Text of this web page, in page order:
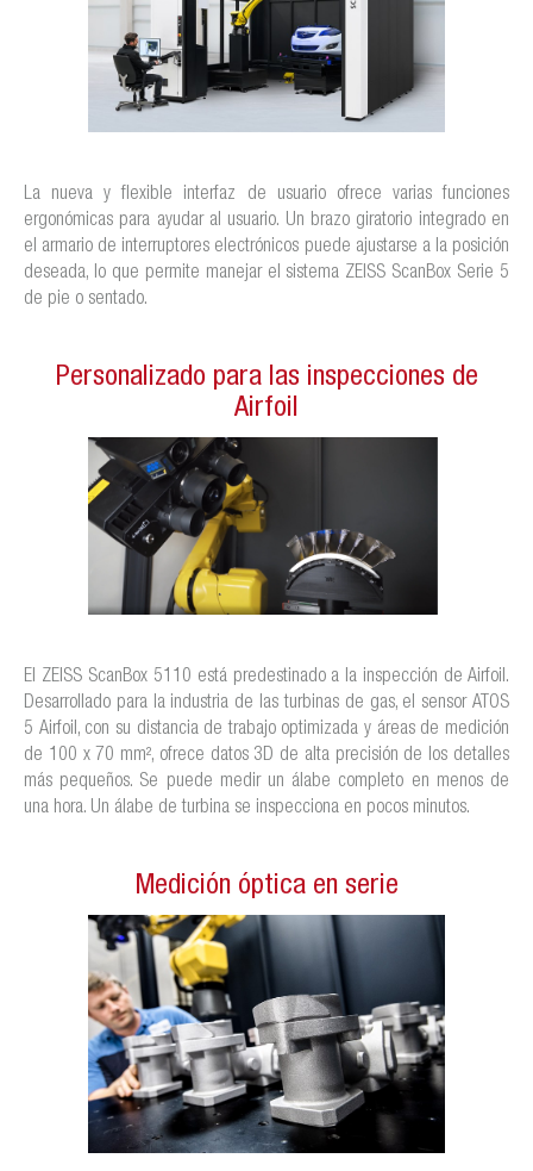
La nueva y flexible interfaz de usuario ofrece varias funciones
ergonómicas para ayudar al usuario. Un brazo giratorio integrado en
el armario de interruptores electrónicos puede ajustarse a la posición
deseada, lo que permite manejar el sistema ZEISS ScanBox Serie 5
de pie o sentado.
Personalizado para las inspecciones de
Airfoil
El ZEISS ScanBox 5110 está predestinado a la inspección de Airfoil.
Desarrollado para la industria de las turbinas de gas, el sensor ATOS
5 Airfoil, con su distancia de trabajo optimizada y áreas de medición
de 100 x 70 mm², ofrece datos 3D de alta precisión de los detalles
más pequeños. Se puede medir un álabe completo en menos de
una hora. Un álabe de turbina se inspecciona en pocos minutos.
Medición óptica en serie